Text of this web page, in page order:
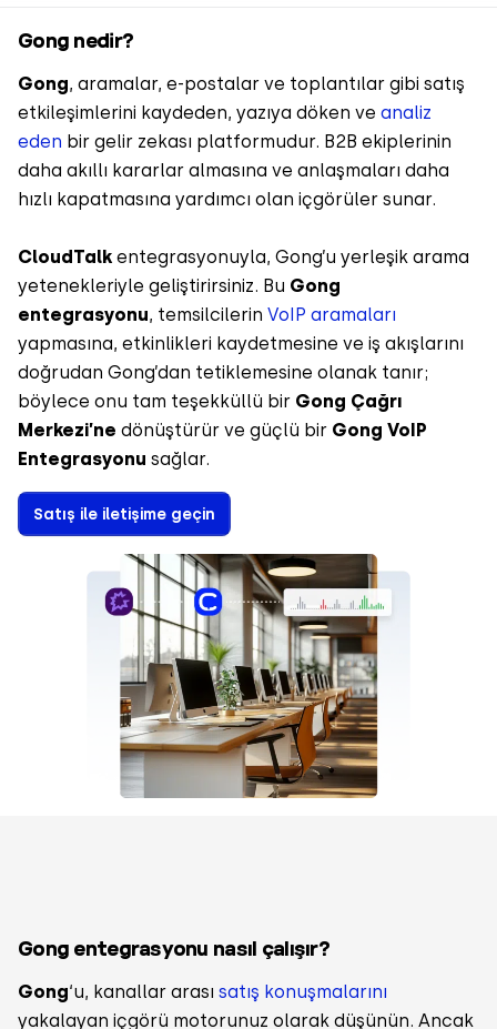
Gong nedir?
Gong, aramalar, e-postalar ve toplantılar gibi satış
etkileşimlerini kaydeden, yazıya döken ve analiz
eden bir gelir zekası platformudur. B2B ekiplerinin
daha akıllı kararlar almasına ve anlaşmaları daha
hızlı kapatmasına yardımcı olan içgörüler sunar.
CloudTalk entegrasyonuyla, Gong’u yerleşik arama
yetenekleriyle geliştirirsiniz. Bu Gong
entegrasyonu, temsilcilerin VoIP aramaları
yapmasına, etkinlikleri kaydetmesine ve iş akışlarını
doğrudan Gong’dan tetiklemesine olanak tanır;
böylece onu tam teşekküllü bir Gong Çağrı
Merkezi’ne dönüştürür ve güçlü bir Gong VoIP
Entegrasyonu sağlar.
Satış ile iletişime geçin
Gong entegrasyonu nasıl çalışır?
Gong‘u, kanallar arası satış konuşmalarını
yakalayan içgörü motorunuz olarak düşünün. Ancak